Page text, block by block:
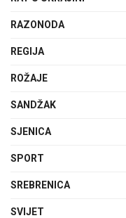
RAZONODA
REGIJA
ROŽAJE
SANDŽAK
SJENICA
SPORT
SREBRENICA
SVIJET